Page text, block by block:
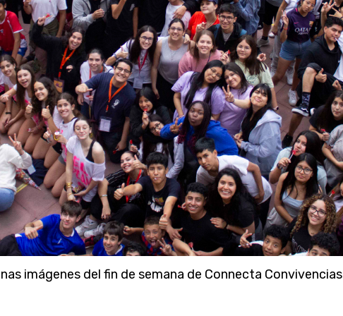
imágenes del fin de semana de Connecta Convivencias